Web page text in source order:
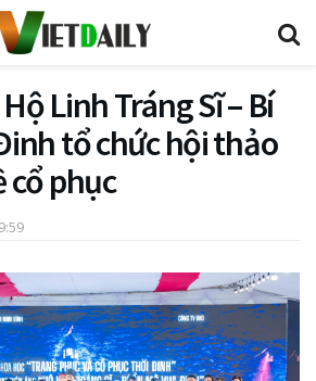
Linh Tráng Sĩ – Bí
tổ chức hội thảo
cổ phục